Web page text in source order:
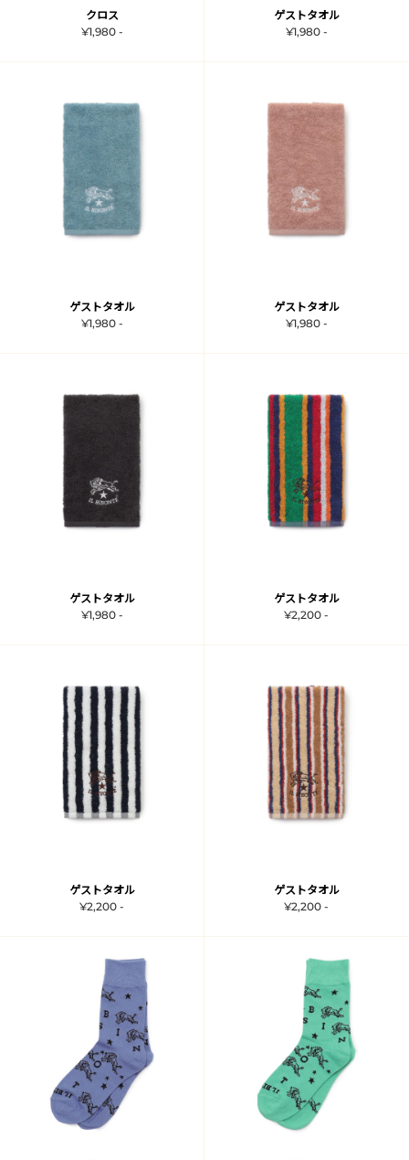
クロス
¥1,980 -
ゲストタオル
¥1,980 -
ゲストタオル
¥1,980 -
ゲストタオル
¥1,980 -
ゲストタオル
¥1,980 -
ゲストタオル
¥2,200 -
ゲストタオル
¥2,200 -
ゲストタオル
¥2,200 -